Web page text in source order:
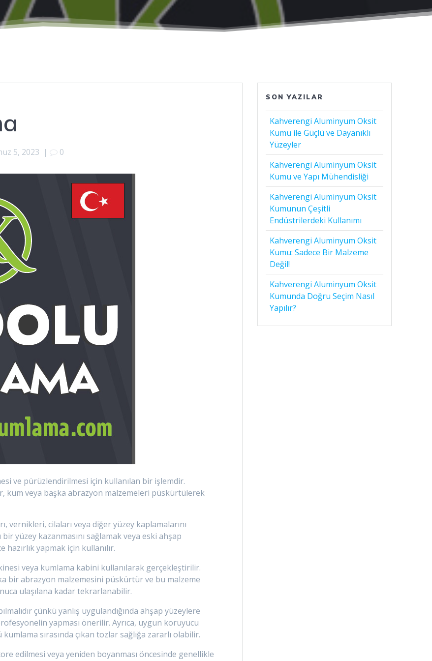
5, 2023 | 0
ve pürüzlendirilmesi için kullanılan bir işlemdir.
kum veya başka abrazyon malzemeleri püskürtülerek
vernikleri, cilaları veya diğer yüzey kaplamalarını
yüzey kazanmasını sağlamak veya eski ahşap
yapmak için kullanılır.
veya kumlama kabini kullanılarak gerçekleştirilir.
bir abrazyon malzemesini püskürtür ve bu malzeme
ulaşılana kadar tekrarlanabilir.
çünkü yanlış uygulandığında ahşap yüzeylere
yapması önerilir. Ayrıca, uygun koruyucu
sırasında çıkan tozlar sağlığa zararlı olabilir.
edilmesi veya yeniden boyanması öncesinde genellikle
SON YAZILAR
Kahverengi Aluminyum Oksit
Kumu ile Güçlü ve Dayanıklı
Yüzeyler
Kahverengi Aluminyum Oksit
Kumu ve Yapı Mühendisliği
Kahverengi Aluminyum Oksit
Kumunun Çeşitli
Endüstrilerdeki Kullanımı
Kahverengi Aluminyum Oksit
Kumu: Sadece Bir Malzeme
Değil!
Kahverengi Aluminyum Oksit
Kumunda Doğru Seçim Nasıl
Yapılır?